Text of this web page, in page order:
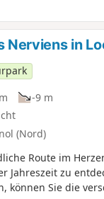
der RAVel
die bis auf den
bereitet. Ein
sein; bei
N550 große
Nerviens in
-9 m
(Nord)
Route im
Jahreszeit zu
können Sie die